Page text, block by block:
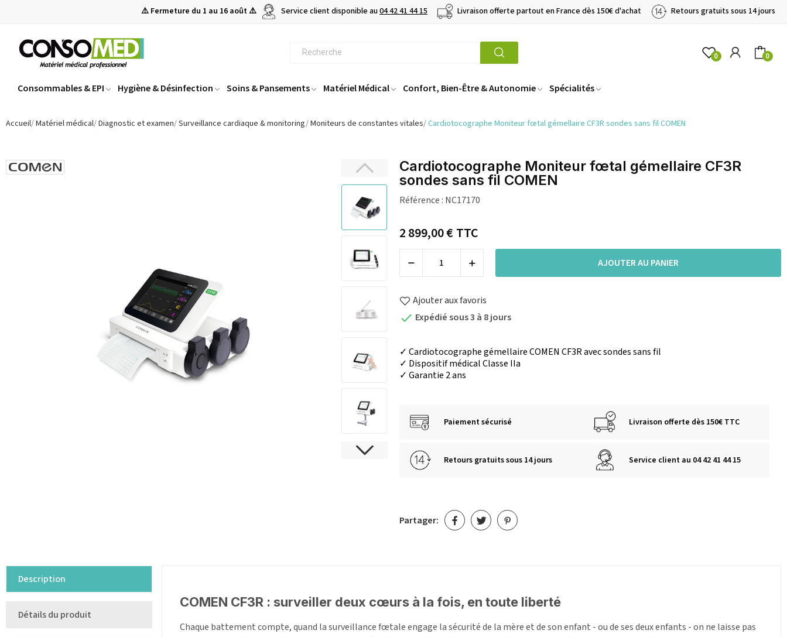
⚠️ Fermeture du 1 au 16 août ⚠️ Service client disponible au04 42 41 44 15 Livraison offerte partout en France dès 150€ d'achat Retours gratuits sous 14 jours
0 0
Consommables & EPI Hygiène & Désinfection Soins & Pansements Matériel Médical Confort, Bien-Être & Autonomie Spécialités
Accueil Matériel médical Diagnostic et examen Surveillance cardiaque & monitoring Moniteurs de constantes vitales Cardiotocographe Moniteur fœtal gémellaire CF3R sondes sans fil COMEN
Cardiotocographe Moniteur fœtal gémellaire CF3R
sondes sans fil COMEN
Référence : NC17170
2 899,00 €TTC
AJOUTER AU PANIER
Ajouter aux favoris
 Expédié sous 3 à 8 jours
✓ Cardiotocographe gémellaire COMEN CF3R avec sondes sans fil
✓ Dispositif médical Classe IIa
✓ Garantie 2 ans
Paiement sécurisé Livraison offerte dès 150€ TTC
Retours gratuits sous 14 jours Service client au 04 42 41 44 15
Partager:
Description
Détails du produit
COMEN CF3R : surveiller deux cœurs à la fois, en toute liberté
Chaque battement compte, quand la surveillance fœtale engage la sécurité de la mère et de son enfant - ou de ses deux enfants - on ne laisse pas